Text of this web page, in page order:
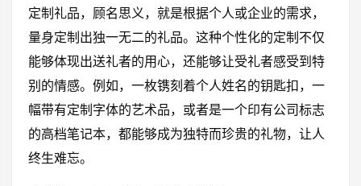
定制礼品，顾名思义，就是根据个人或企业的需求，
量身定制出独一无二的礼品。这种个性化的定制不仅
能够体现出送礼者的用心，还能够让受礼者感受到特
别的情感。例如，一枚镌刻着个人姓名的钥匙扣，一
幅带有定制字体的艺术品，或者是一个印有公司标志
的高档笔记本，都能够成为独特而珍贵的礼物，让人
终生难忘。